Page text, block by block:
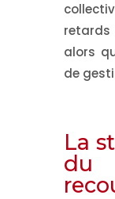
retards
alors
de
La
du